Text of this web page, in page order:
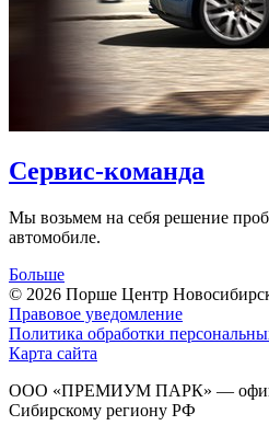
Сервис-команда
Мы возьмем на себя решение
автомобиле.
Больше
© 2026 Порше Центр
Правовое уведомление
Политика обработки
Карта сайта
ООО «ПРЕМИУМ ПАРК» —
Сибирскому региону РФ